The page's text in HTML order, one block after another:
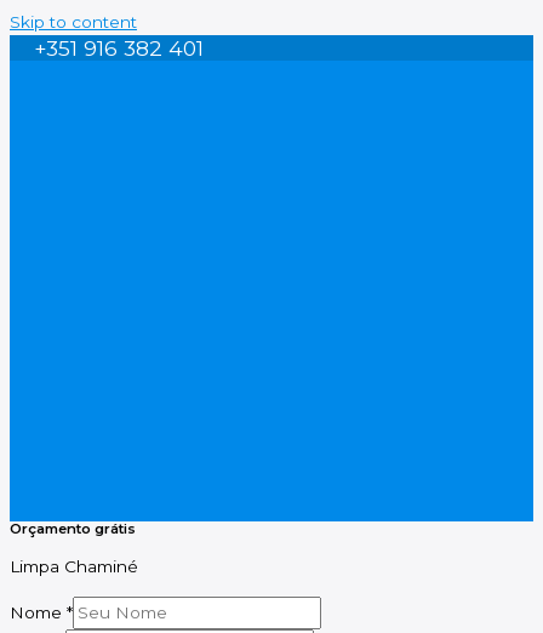
Skip to content
+351 916 382 401
Orçamento grátis
Limpa Chaminé
Nome *